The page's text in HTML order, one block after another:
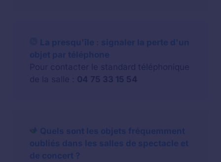
Quels sont les objets fréquemment
oubliés dans les salles de spectacle et
de concert ?